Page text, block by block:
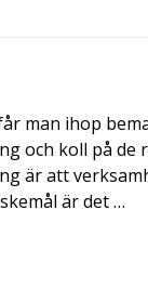
man ihop
och koll på de
är att
är det …